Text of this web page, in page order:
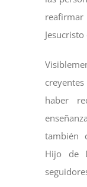
reafirmar
haber
también
Hijo de